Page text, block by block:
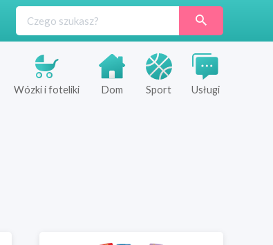
Wózki i foteliki Dom Sport Usługi